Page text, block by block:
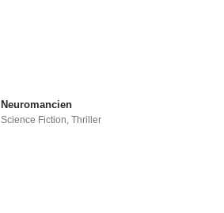
Neuromancien
Science Fiction ,Thriller